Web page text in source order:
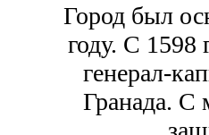
Город был
году. С 1598
генерал-
Гранада. С